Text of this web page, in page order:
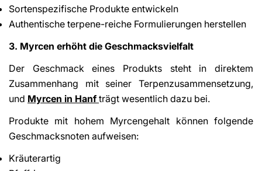
Sortenspezifische Produkte entwickeln
Authentische terpene-reiche Formulierungen herstellen
3. Myrcen erhöht die Geschmacksvielfalt
Der Geschmack eines Produkts steht in direktem
Zusammenhang mit seiner Terpenzusammensetzung,
und Myrcen in Hanf trägt wesentlich dazu bei.
Produkte mit hohem Myrcengehalt können folgende
Geschmacksnoten aufweisen:
Kräuterartig